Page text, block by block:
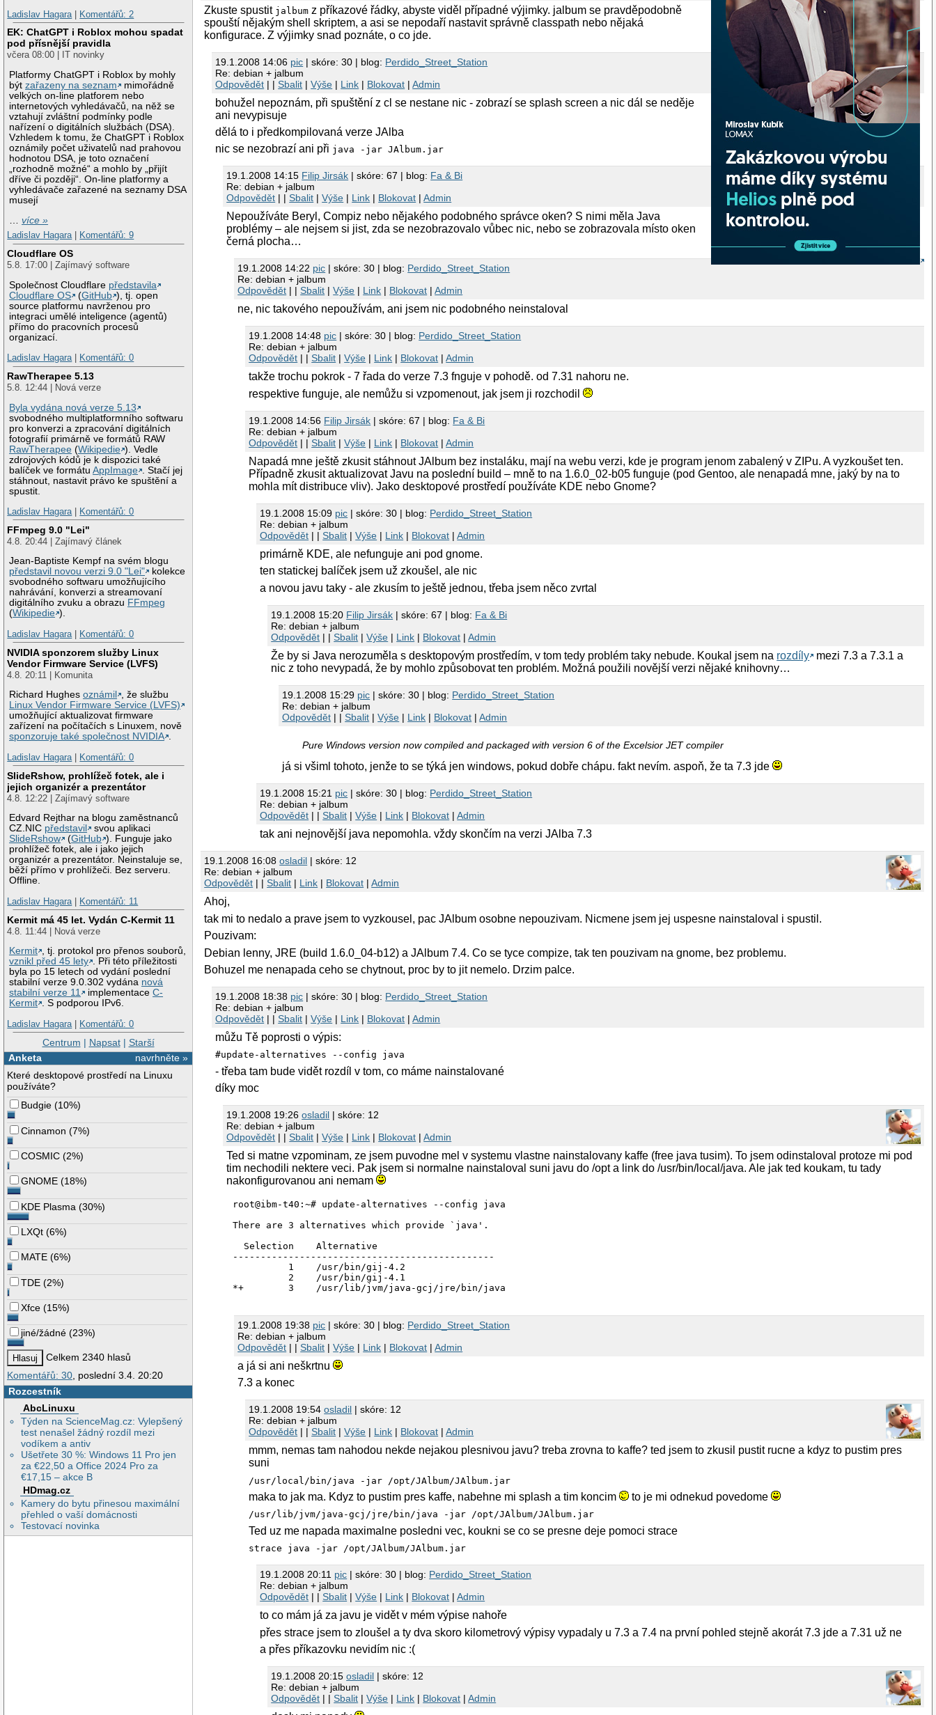
Ladislav Hagara
Komentářů: 2
EK: ChatGPT i Roblox mohou spadat
pod přísnější pravidla
včera 08:00 | IT novinky
Platformy ChatGPT i Roblox by mohly
býtzařazeny na seznam
mimořádně
velkých on-line platforem nebo
internetových vyhledávačů, na něž se
vztahují zvláštní podmínky podle
nařízení o digitálních službách (DSA).
Vzhledem k tomu, že ChatGPT i Roblox
oznámily počet uživatelů nad prahovou
hodnotou DSA, je toto označení
„rozhodně možné“ a mohlo by „přijít
dříve či později“. On-line platformy a
vyhledávače zařazené na seznamy DSA
musejí
…více »
Ladislav Hagara| Komentářů: 9
Cloudflare OS
5.8. 17:00 | Zajímavý software
Společnost Cloudflare představila
Cloudflare OS
(GitHub ), tj. open
source platformu navrženou pro
integraci umělé inteligence (agentů)
přímo do pracovních procesů
organizací.
Ladislav Hagara| Komentářů: 0
RawTherapee 5.13
5.8. 12:44 | Nová verze
Byla vydána nová verze 5.13
svobodného multiplatformního softwaru
pro konverzi a zpracování digitálních
fotografií primárně ve formátů RAW
RawTherapee (Wikipedie ). Vedle
zdrojových kódů je k dispozici také
balíček ve formátuAppImage
. Stačí jej
stáhnout, nastavit právo ke spuštění a
spustit.
Ladislav Hagara| Komentářů: 0
FFmpeg 9.0 "Lei"
4.8. 20:44 | Zajímavý článek
Jean-Baptiste Kempf na svém blogu
představil novou verzi 9.0 "Lei"
kolekce
svobodného softwaru umožňujícího
nahrávání, konverzi a streamovaní
digitálního zvuku a obrazu FFmpeg
(Wikipedie ).
Ladislav Hagara| Komentářů: 0
NVIDIA sponzorem služby Linux
Vendor Firmware Service (LVFS)
4.8. 20:11 | Komunita
Richard Hughesoznámil
, že službu
Linux Vendor Firmware Service (LVFS)
umožňující aktualizovat firmware
zařízení na počítačích s Linuxem, nově
sponzoruje také společnost NVIDIA .
Ladislav Hagara| Komentářů: 0
SlideRshow, prohlížeč fotek, ale i
jejich organizér a prezentátor
4.8. 12:22 | Zajímavý software
Edvard Rejthar na blogu zaměstnanců
CZ.NIC představil
svou aplikaci
SlideRshow
(GitHub ). Funguje jako
prohlížeč fotek, ale i jako jejich
organizér a prezentátor. Neinstaluje se,
běží přímo v prohlížeči. Bez serveru.
Offline.
Ladislav Hagara| Komentářů: 11
Kermit má 45 let. Vydán C-Kermit 11
4.8. 11:44 | Nová verze
Kermit , tj. protokol pro přenos souborů,
vznikl před 45 lety . Při této příležitosti
byla po 15 letech od vydání poslední
stabilní verze 9.0.302 vydána nová
stabilní verze 11
implementaceC-
Kermit . S podporou IPv6.
Ladislav Hagara| Komentářů: 0
Centrum | Napsat| Starší
navrhněte »
Anketa
Které desktopové prostředí na Linuxu
používáte?
Budgie (10%)
Cinnamon (7%)
COSMIC (2%)
GNOME (18%)
KDE Plasma (30%)
LXQt (6%)
MATE (6%)
TDE (2%)
Xfce (15%)
jiné/žádné (23%)
Celkem 2340 hlasů
Komentářů: 30 , poslední 3.4. 20:20
Rozcestník
AbcLinuxu
Týden na ScienceMag.cz: Vylepšený
test nenašel žádný rozdíl mezi
vodíkem a antiv
Ušetřete 30 %: Windows 11 Pro jen
za €22,50 a Office 2024 Pro za
€17,15 – akce B
HDmag.cz
Kamery do bytu přinesou maximální
přehled o vaší domácnosti
Testovací novinka
Zkuste spustit jalbum z příkazové řádky, abyste viděl případné výjimky. jalbum se pravděpodobně
spouští nějakým shell skriptem, a asi se nepodaří nastavit správně classpath nebo nějaká
konfigurace. Z výjimky snad poznáte, o co jde.
19.1.2008 14:06 pic | skóre: 30 | blog: Perdido_Street_Station
Re: debian + jalbum
Odpovědět | |Sbalit |Výše | Link | Blokovat |Admin
bohužel nepoznám, při spuštění z cl se nestane nic - zobrazí se splash screen a nic dál se neděje
ani nevypisuje
dělá to i předkompilovaná verze JAlba
nic se nezobrazí ani při java -jar JAlbum.jar
19.1.2008 14:15 Filip Jirsák | skóre: 67 | blog: Fa & Bi
Re: debian + jalbum
Odpovědět | |Sbalit |Výše | Link | Blokovat |Admin
Nepoužíváte Beryl, Compiz nebo nějakého podobného správce oken? S nimi měla Java
problémy – ale nejsem si jist, zda se nezobrazovalo vůbec nic, nebo se zobrazovala místo oken
černá plocha…
19.1.2008 14:22 pic | skóre: 30 | blog: Perdido_Street_Station
Re: debian + jalbum
Odpovědět | |Sbalit |Výše | Link | Blokovat |Admin
ne, nic takového nepoužívám, ani jsem nic podobného neinstaloval
19.1.2008 14:48 pic | skóre: 30 | blog: Perdido_Street_Station
Re: debian + jalbum
Odpovědět | |Sbalit |Výše | Link | Blokovat |Admin
takže trochu pokrok - 7 řada do verze 7.3 fnguje v pohodě. od 7.31 nahoru ne.
respektive funguje, ale nemůžu si vzpomenout, jak jsem ji rozchodil
19.1.2008 14:56 Filip Jirsák | skóre: 67 | blog: Fa & Bi
Re: debian + jalbum
Odpovědět | |Sbalit |Výše | Link | Blokovat |Admin
Napadá mne ještě zkusit stáhnout JAlbum bez instaláku, mají na webu verzi, kde je program jenom zabalený v ZIPu. A vyzkoušet ten.
Případně zkusit aktualizovat Javu na poslední build – mně to na 1.6.0_02-b05 funguje (pod Gentoo, ale nenapadá mne, jaký by na to
mohla mít distribuce vliv). Jako desktopové prostředí používáte KDE nebo Gnome?
19.1.2008 15:09 pic | skóre: 30 | blog: Perdido_Street_Station
Re: debian + jalbum
Odpovědět | |Sbalit |Výše | Link | Blokovat |Admin
primárně KDE, ale nefunguje ani pod gnome.
ten statickej balíček jsem už zkoušel, ale nic
a novou javu taky - ale zkusím to ještě jednou, třeba jsem něco zvrtal
19.1.2008 15:20 Filip Jirsák | skóre: 67 | blog: Fa & Bi
Re: debian + jalbum
Odpovědět | |Sbalit |Výše | Link | Blokovat |Admin
Že by si Java nerozuměla s desktopovým prostředím, v tom tedy problém taky nebude. Koukal jsem na rozdíly
mezi 7.3 a 7.3.1 a
nic z toho nevypadá, že by mohlo způsobovat ten problém. Možná použili novější verzi nějaké knihovny…
19.1.2008 15:29 pic | skóre: 30 | blog: Perdido_Street_Station
Re: debian + jalbum
Odpovědět | |Sbalit |Výše | Link | Blokovat |Admin
Pure Windows version now compiled and packaged with version 6 of the Excelsior JET compiler
já si všiml tohoto, jenže to se týká jen windows, pokud dobře chápu. fakt nevím. aspoň, že ta 7.3 jde
19.1.2008 15:21 pic | skóre: 30 | blog: Perdido_Street_Station
Re: debian + jalbum
Odpovědět | |Sbalit |Výše | Link | Blokovat |Admin
tak ani nejnovější java nepomohla. vždy skončím na verzi JAlba 7.3
19.1.2008 16:08osladil | skóre: 12
Re: debian + jalbum
Odpovědět | |Sbalit | Link | Blokovat |Admin
Ahoj,
tak mi to nedalo a prave jsem to vyzkousel, pac JAlbum osobne nepouzivam. Nicmene jsem jej uspesne nainstaloval i spustil.
Pouzivam:
Debian lenny, JRE (build 1.6.0_04-b12) a JAlbum 7.4. Co se tyce compize, tak ten pouzivam na gnome, bez problemu.
Bohuzel me nenapada ceho se chytnout, proc by to jit nemelo. Drzim palce.
19.1.2008 18:38 pic | skóre: 30 | blog: Perdido_Street_Station
Re: debian + jalbum
Odpovědět | |Sbalit |Výše | Link | Blokovat |Admin
můžu Tě poprosti o výpis:
#update-alternatives --config java
- třeba tam bude vidět rozdíl v tom, co máme nainstalované
díky moc
19.1.2008 19:26osladil | skóre: 12
Re: debian + jalbum
Odpovědět | |Sbalit |Výše | Link | Blokovat |Admin
Ted si matne vzpominam, ze jsem puvodne mel v systemu vlastne nainstalovany kaffe (free java tusim). To jsem odinstaloval protoze mi pod
tim nechodili nektere veci. Pak jsem si normalne nainstaloval suni javu do /opt a link do /usr/bin/local/java. Ale jak ted koukam, tu tady
nakonfigurovanou ani nemam
root@ibm-t40:~# update-alternatives --config java
There are 3 alternatives which provide `java'.
  Selection    Alternative
-----------------------------------------------
          1    /usr/bin/gij-4.2
          2    /usr/bin/gij-4.1
19.1.2008 19:38 pic | skóre: 30 | blog: Perdido_Street_Station
Re: debian + jalbum
Odpovědět | |Sbalit |Výše | Link | Blokovat |Admin
a já si ani neškrtnu
7.3 a konec
19.1.2008 19:54osladil | skóre: 12
Re: debian + jalbum
Odpovědět | |Sbalit |Výše | Link | Blokovat |Admin
mmm, nemas tam nahodou nekde nejakou plesnivou javu? treba zrovna to kaffe? ted jsem to zkusil pustit rucne a kdyz to pustim pres
suni
/usr/local/bin/java -jar /opt/JAlbum/JAlbum.jar
maka to jak ma. Kdyz to pustim pres kaffe, nabehne mi splash a tim koncim to je mi odnekud povedome
/usr/lib/jvm/java-gcj/jre/bin/java -jar /opt/JAlbum/JAlbum.jar
Ted uz me napada maximalne posledni vec, koukni se co se presne deje pomoci strace
strace java -jar /opt/JAlbum/JAlbum.jar
19.1.2008 20:11 pic | skóre: 30 | blog: Perdido_Street_Station
Re: debian + jalbum
Odpovědět | |Sbalit |Výše | Link | Blokovat |Admin
to co mám já za javu je vidět v mém výpise nahoře
přes strace jsem to zloušel a ty dva skoro kilometrový výpisy vypadaly u 7.3 a 7.4 na první pohled stejně akorát 7.3 jde a 7.31 už ne
a přes příkazovku nevidím nic :(
19.1.2008 20:15osladil | skóre: 12
Re: debian + jalbum
Odpovědět | |Sbalit |Výše | Link | Blokovat |Admin